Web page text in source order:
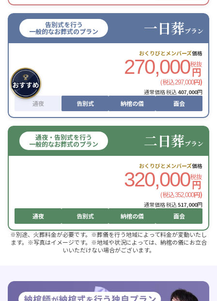
告別式を行う
一般的なお葬式のプラン 一日葬プラン
おくりびとメンバーズ価格
270,000税抜
円
(税込297,000円)
通常価格 税込407,000円
通夜 告別式 納棺の儀 面会
通夜・告別式を行う
一般的なお葬式のプラン 二日葬プラン
おくりびとメンバーズ価格
320,000税抜
円
(税込352,000円)
通常価格 税込517,000円
通夜 告別式 納棺の儀 面会
※別途、火葬料金が必要です。※葬儀を行う地域によって料金が変動いたし
ます。※写真はイメージです。※地域や状況によっては、納棺の儀にお立合
いいただけない場合がございます。